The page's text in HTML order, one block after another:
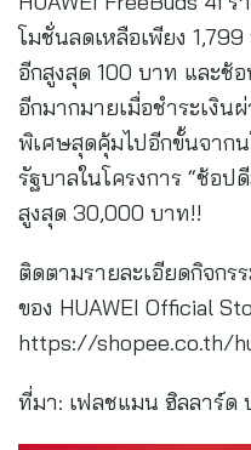
โมชั่นลดเหลือเพียง
อีกสูงสุด 100 บาท และช้
อีกมากมายเมื่อชำระเงิน
พิเศษสุดคุ้มไปอีกขั้นจาก
รัฐบาลในโครงการ “ช้อ
สูงสุด 30,000 บาท!!
ติดตามรายละเอียดกิจกร
ของ HUAWEI Official
https://shopee.co.th/
ที่มา: เฟลชแมน ฮิลลาร์ด